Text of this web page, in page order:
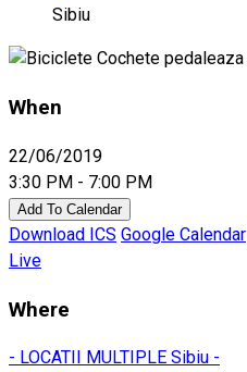
When
22/06/2019
3:30 PM - 7:00 PM
Add To Calendar
Download ICS Google Calendar
Live
Where
- LOCATII MULTIPLE Sibiu -